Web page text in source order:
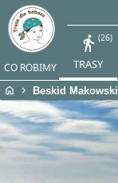
CO ROBIMY
directions_walk 26
TRASY
home chevron_right Beskid Makowski